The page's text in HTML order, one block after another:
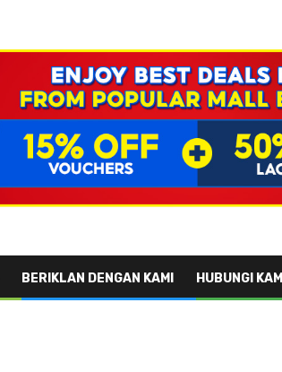
BERIKLAN DENGAN KAMI HUBUNGI KAMI